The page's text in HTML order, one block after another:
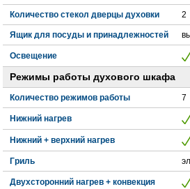
Количество стекол дверцы духовки 2
Ящик для посуды и принадлежностей
Освещение
Режимы работы духового шкафа
Количество режимов работы 7
Нижний нагрев
Нижний + верхний нагрев
Гриль
Двухсторонний нагрев + конвекция